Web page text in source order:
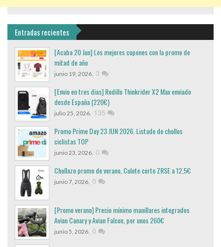
Entradas recientes
[Acaba 20 Jun] Los mejores cupones con la promo de
mitad de año
junio 19, 2026, 3
[Envio en tres dias] Rodillo Thinkrider X2 Max enviado
desde España (220€)
julio 25, 2026, 135
Promo Prime Day 23 JUN 2026. Listado de chollos
ciclistas TOP
junio 23, 2026, 0
Chollazo promo de verano, Culote corto ZRSE a 12,5€
junio 7, 2026, 0
[Promo verano] Precio mínimo manillares integrados
Avian Canary y Avian Falcon, por unos 260€
junio 5, 2026, 0